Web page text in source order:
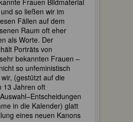
Frauen Bildmaterial
so ließen wir im
Fällen auf dem
Raum oft eher
als Worte. Der
Porträts von
bekannten Frauen –
so unfeministisch
(gestützt auf die
13 Jahren oft
in die Kalender) glatt
eines neuen Kanons